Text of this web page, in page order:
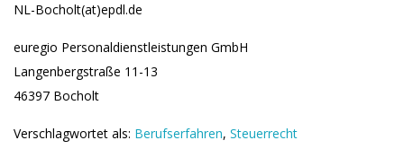
NL-Bocholt(at)epdl.de
euregio Personaldienstleistungen GmbH
Langenbergstraße 11-13
46397 Bocholt
Verschlagwortet als: Berufserfahren, Steuerrecht